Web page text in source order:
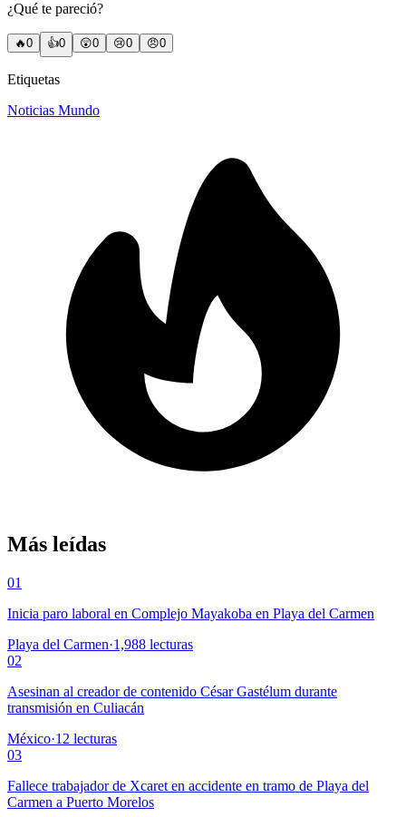
¿Qué te pareció?
🔥0 👍0 😲0 😢0 😠0
Etiquetas
Noticias Mundo
Más leídas
01
Inicia paro laboral en Complejo Mayakoba en Playa del Carmen
Playa del Carmen·1,988 lecturas
02
Asesinan al creador de contenido César Gastélum durante
transmisión en Culiacán
México·12 lecturas
03
Fallece trabajador de Xcaret en accidente en tramo de Playa del
Carmen a Puerto Morelos